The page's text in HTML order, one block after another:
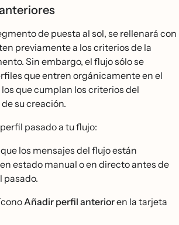
de puesta al sol, se rellenará con
previamente a los criterios de la
Sin embargo, el flujo sólo se
que entren orgánicamente en el
que cumplan los criterios del
su creación.
pasado a tu flujo:
los mensajes del flujo están
estado manual o en directo antes de
pasado.
Añadir perfil anterioren la tarjeta